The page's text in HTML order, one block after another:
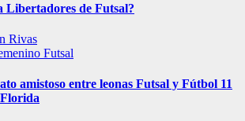
Libertadores de Futsal?
Rivas
Futsal
amistoso entre leonas Futsal y Fútbol 11